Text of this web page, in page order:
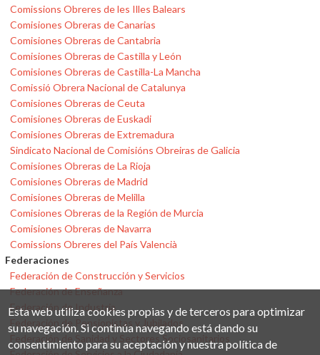
Comissions Obreres de les Illes Balears
Comisiones Obreras de Canarias
Comisiones Obreras de Cantabria
Comisiones Obreras de Castilla y León
Comisiones Obreras de Castilla-La Mancha
Comissió Obrera Nacional de Catalunya
Comisiones Obreras de Ceuta
Comisiones Obreras de Euskadi
Comisiones Obreras de Extremadura
Sindicato Nacional de Comisións Obreiras de Galicia
Comisiones Obreras de La Rioja
Comisiones Obreras de Madrid
Comisiones Obreras de Melilla
Comisiones Obreras de la Región de Murcia
Comisiones Obreras de Navarra
Comissions Obreres del País Valencià
Federaciones
Federación de Construcción y Servicios
Federación de Enseñanza
Federación de Industria
Federación de Pensionistas y Jubilados
Federación de Sanidad y Sectores Sociosanitarios
Esta web utiliza cookies propias y de terceros para optimizar
su navegación. Si continúa navegando está dando su
consentimiento para su aceptación y nuestra política de